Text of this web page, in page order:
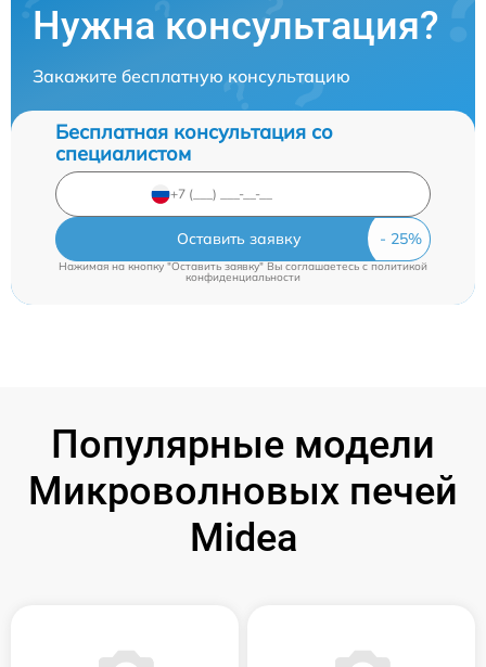
Нужна консультация?
Закажите бесплатную консультацию
Бесплатная консультация со
специалистом
Оставить заявку
Нажимая на кнопку "Оставить заявку" Вы соглашаетесь cполитикой
конфиденциальности
Популярные модели
Микроволновых печей
Midea